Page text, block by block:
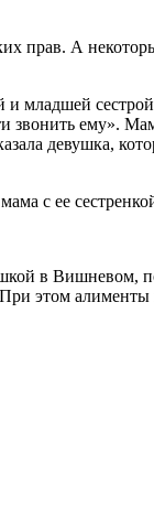
прав. А
и младшей
звонить ему».
девушка,
с ее
в Вишневом,
этом алименты